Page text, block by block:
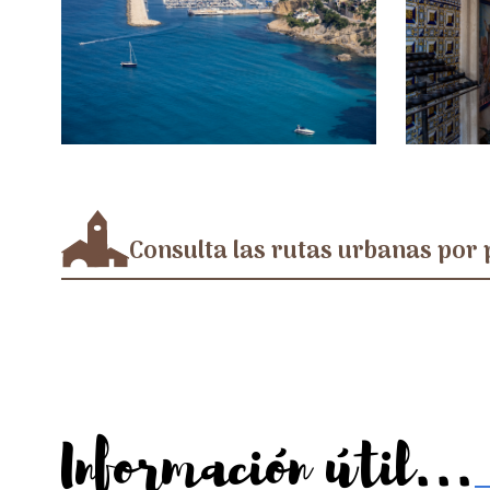
Consulta las rutas urbanas por
Información útil...